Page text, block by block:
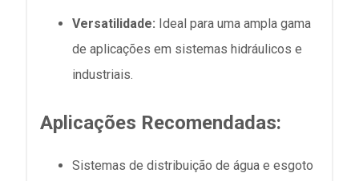
Versatilidade: Ideal para uma ampla gama
de aplicações em sistemas hidráulicos e
industriais.
Aplicações Recomendadas:
Sistemas de distribuição de água e esgoto